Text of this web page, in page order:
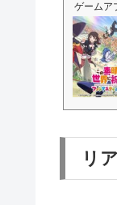
ゲームア
リ